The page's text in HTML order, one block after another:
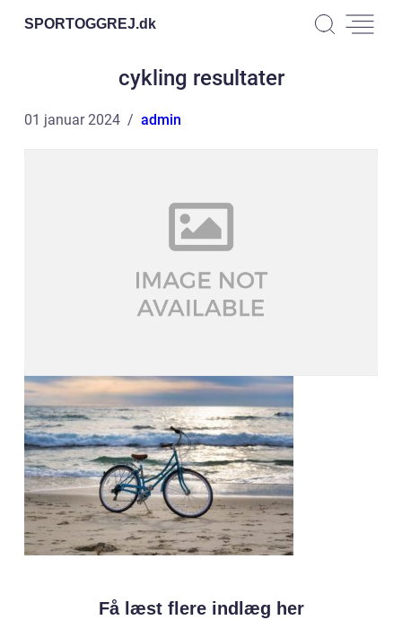
SPORTOGGREJ.dk
cykling resultater
01 januar 2024 admin
Få læst flere indlæg her